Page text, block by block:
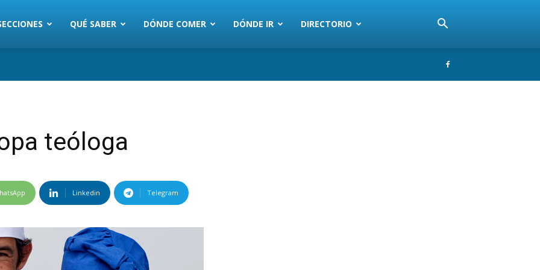
QUÉ SABER DÓNDE COMER DÓNDE IR DIRECTORIO
teóloga
Linkedin Telegram